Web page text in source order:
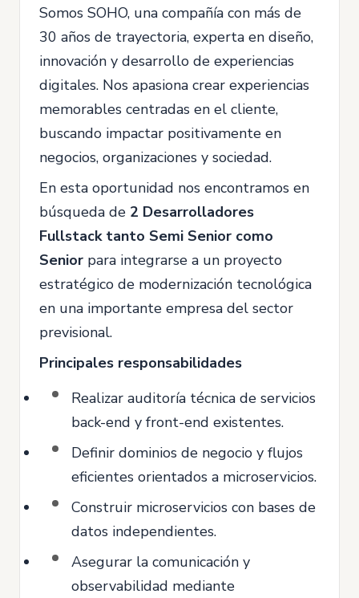
Somos SOHO, una compañía con más de
30 años de trayectoria, experta en diseño,
innovación y desarrollo de experiencias
digitales. Nos apasiona crear experiencias
memorables centradas en el cliente,
buscando impactar positivamente en
negocios, organizaciones y sociedad.
En esta oportunidad nos encontramos en
búsqueda de 2 Desarrolladores
Fullstack tanto Semi Senior como
Senior para integrarse a un proyecto
estratégico de modernización tecnológica
en una importante empresa del sector
previsional.
Principales responsabilidades
Realizar auditoría técnica de servicios
back-end y front-end existentes.
Definir dominios de negocio y flujos
eficientes orientados a microservicios.
Construir microservicios con bases de
datos independientes.
Asegurar la comunicación y
observabilidad mediante